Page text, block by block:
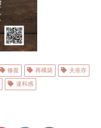
修復 再構築
夫依存
違和感